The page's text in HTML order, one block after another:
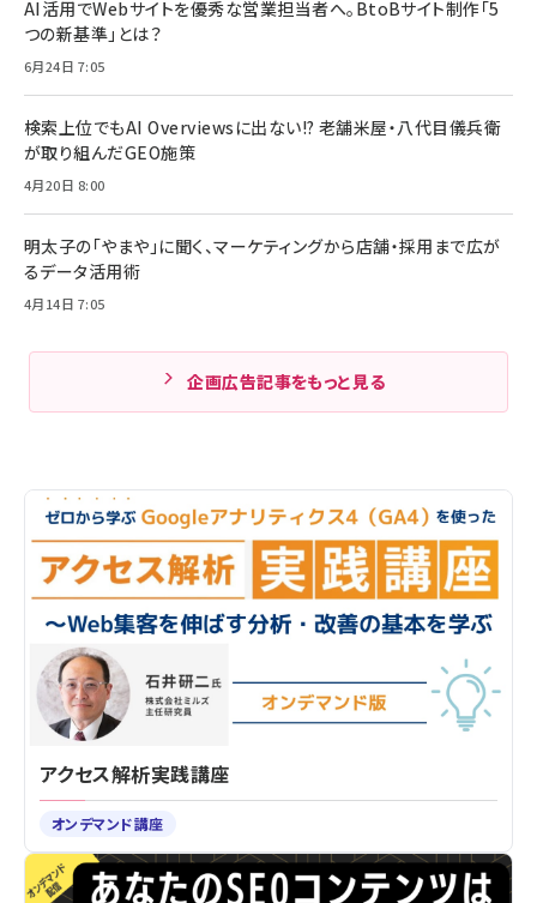
AI活用でWebサイトを優秀な営業担当者へ。BtoBサイト制作「5
つの新基準」とは？
6月24日 7:05
検索上位でもAI Overviewsに出ない!? 老舗米屋・八代目儀兵衛
が取り組んだGEO施策
4月20日 8:00
明太子の「やまや」に聞く、マーケティングから店舗・採用まで広が
るデータ活用術
4月14日 7:05
企画広告記事をもっと見る
アクセス解析実践講座
オンデマンド講座